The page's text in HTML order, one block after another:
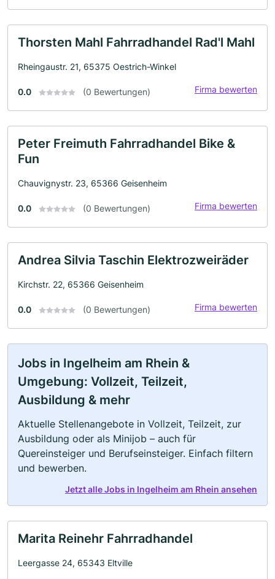
Thorsten Mahl Fahrradhandel Rad'l Mahl
Rheingaustr. 21, 65375 Oestrich-Winkel
0.0 (0 Bewertungen) Firma bewerten
Peter Freimuth Fahrradhandel Bike &
Fun
Chauvignystr. 23, 65366 Geisenheim
0.0 (0 Bewertungen) Firma bewerten
Andrea Silvia Taschin Elektrozweiräder
Kirchstr. 22, 65366 Geisenheim
0.0 (0 Bewertungen) Firma bewerten
Jobs in Ingelheim am Rhein &
Umgebung: Vollzeit, Teilzeit,
Ausbildung & mehr
Aktuelle Stellenangebote in Vollzeit, Teilzeit, zur
Ausbildung oder als Minijob – auch für
Quereinsteiger und Berufseinsteiger. Einfach filtern
und bewerben.
Jetzt alle Jobs in Ingelheim am Rhein ansehen
Marita Reinehr Fahrradhandel
Leergasse 24, 65343 Eltville